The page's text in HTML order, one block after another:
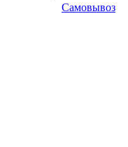
Самовывоз